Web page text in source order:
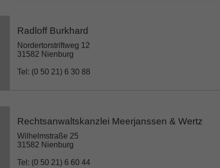
Radloff Burkhard
Nordertorstriftweg 12
31582 Nienburg
Tel: (0 50 21) 6 30 88
Rechtsanwaltskanzlei Meerjanssen & Wertz
Wilhelmstraße 25
31582 Nienburg
Tel: (0 50 21) 6 60 44